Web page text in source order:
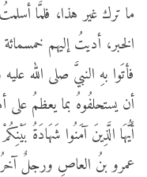
ما ترك غير هذا، فلمَّا
الخبر، أديتُ إليهم
فأتَوا بهِ النبيَّ صلى الله
أن يستحلفُوهُ بما يعظمُ على
أَيُّهَا الَّذِينَ آمَنُوا شَهَادَةُ
عمرو بنُ العاصِ ورجلٌ